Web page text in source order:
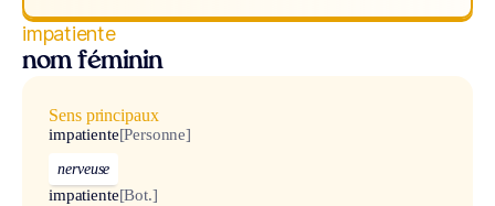
impatiente
nom féminin
Sens principaux
impatiente[Personne]
nerveuse
impatiente[Bot.]